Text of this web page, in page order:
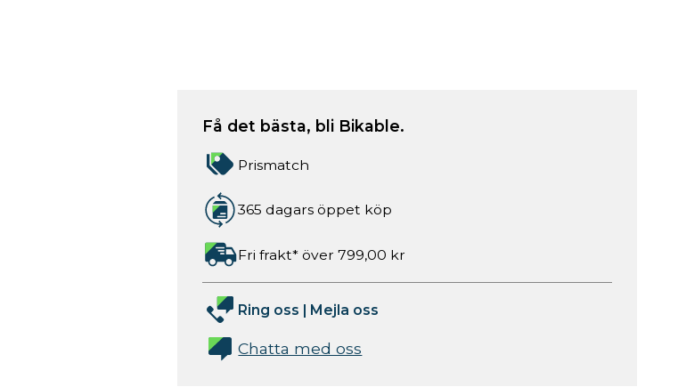
Få det bästa, bli Bikable.
Prismatch
365 dagars öppet köp
Fri frakt* över 799,00 kr
Ring oss | Mejla oss
Chatta med oss